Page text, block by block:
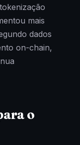
mais
dados
on-chain,
o